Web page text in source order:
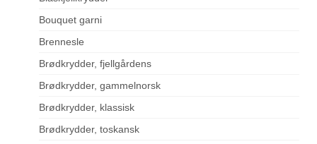
Bouquet garni
Brennesle
Brødkrydder, fjellgårdens
Brødkrydder, gammelnorsk
Brødkrydder, klassisk
Brødkrydder, toskansk